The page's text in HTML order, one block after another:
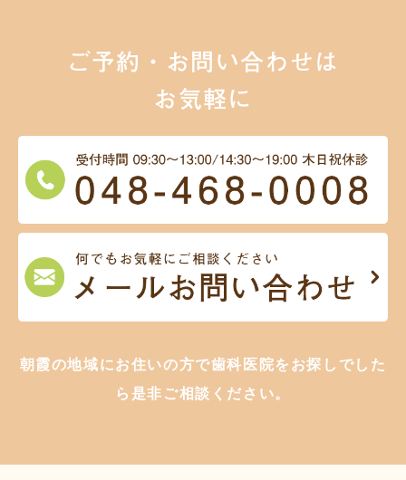
ご予約・お問い合わせは
お気軽に
朝霞の地域にお住いの方で歯科医院をお探しでした
ら是非ご相談ください。